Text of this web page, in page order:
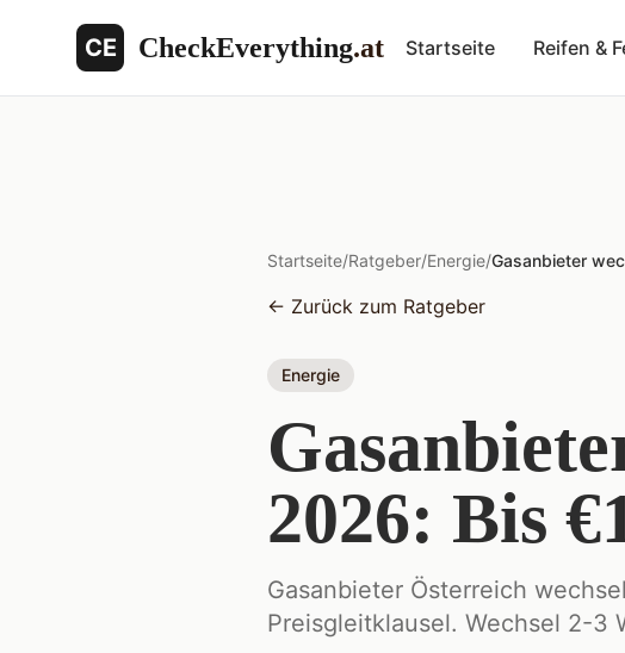
CE CheckEverything.at Startseite Reifen &
Startseite/Ratgeber/Energie/Gasanbieter
← Zurück zum Ratgeber
Energie
2026: Bis
Gasanbieter Österreich
Preisgleitklausel. Wechsel 2-3